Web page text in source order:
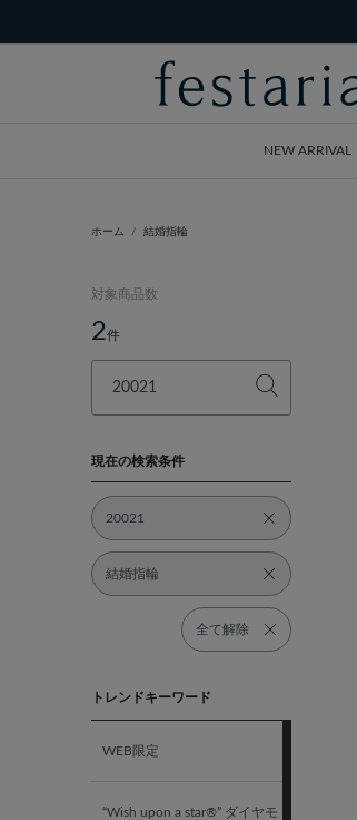
NEW ARRIVAL
ホーム 結婚指輪
対象商品数
2件
現在の検索条件
20021
結婚指輪
全て解除
トレンドキーワード
WEB限定
“Wish upon a star®” ダイヤモ